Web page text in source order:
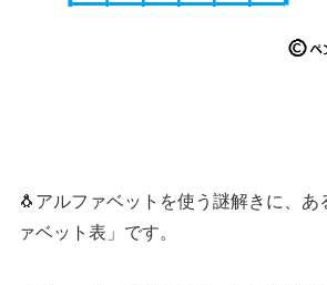
🐧アルファベットを使う謎解きに、あ
ァベット表」です。